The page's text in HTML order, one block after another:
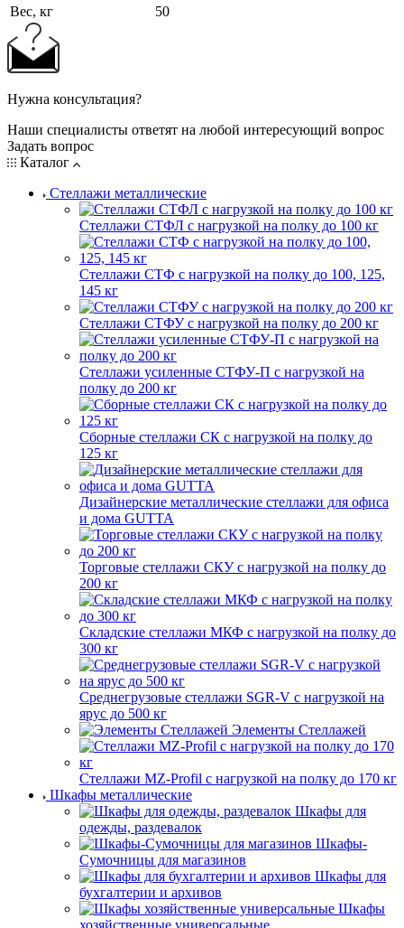
Вес, кг 50
Нужна консультация?
Наши специалисты ответят на любой интересующий вопрос
Задать вопрос
Каталог
Стеллажи металлические
Стеллажи СТФЛ с нагрузкой на полку до 100 кг
Стеллажи СТФ с нагрузкой на полку до 100, 125,
145 кг
Стеллажи СТФУ с нагрузкой на полку до 200 кг
Стеллажи усиленные СТФУ-П с нагрузкой на
полку до 200 кг
Сборные стеллажи СК с нагрузкой на полку до
125 кг
Дизайнерские металлические стеллажи для офиса
и дома GUTTA
Торговые стеллажи СКУ с нагрузкой на полку до
200 кг
Складские стеллажи МКФ с нагрузкой на полку до
300 кг
Среднегрузовые стеллажи SGR-V с нагрузкой на
ярус до 500 кг
Элементы Стеллажей
Стеллажи MZ-Profil с нагрузкой на полку до 170 кг
Шкафы металлические
Шкафы для
одежды, раздевалок
Шкафы-
Сумочницы для магазинов
Шкафы для
бухгалтерии и архивов
Шкафы
хозяйственные универсальные